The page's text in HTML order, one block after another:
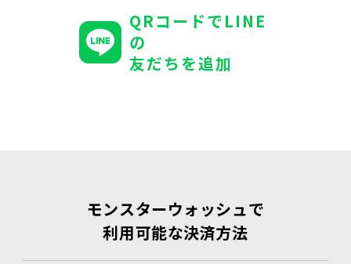
QRコードでLINE
の
友だちを追加
モンスターウォッシュで
利用可能な決済方法